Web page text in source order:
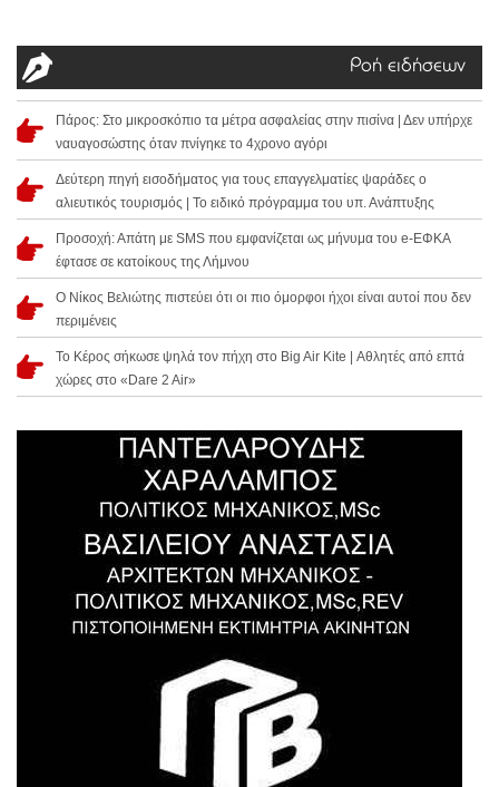
Ροή ειδήσεων
Πάρος: Στο μικροσκόπιο τα μέτρα ασφαλείας στην πισίνα | Δεν υπήρχε
ναυαγοσώστης όταν πνίγηκε το 4χρονο αγόρι
Δεύτερη πηγή εισοδήματος για τους επαγγελματίες ψαράδες ο
αλιευτικός τουρισμός | Το ειδικό πρόγραμμα του υπ. Ανάπτυξης
Προσοχή: Απάτη με SMS που εμφανίζεται ως μήνυμα του e-ΕΦΚΑ
έφτασε σε κατοίκους της Λήμνου
Ο Νίκος Βελιώτης πιστεύει ότι οι πιο όμορφοι ήχοι είναι αυτοί που δεν
περιμένεις
Το Κέρος σήκωσε ψηλά τον πήχη στο Big Air Kite | Αθλητές από επτά
χώρες στο «Dare 2 Air»